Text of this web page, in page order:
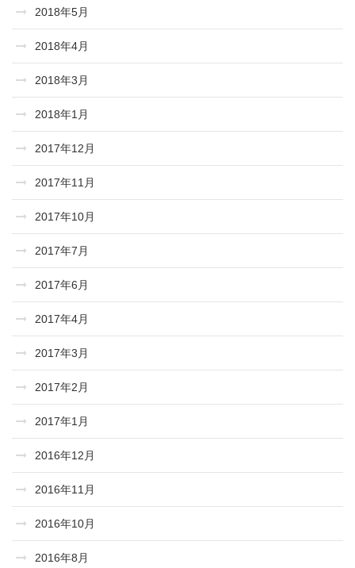
2018年5月
2018年4月
2018年3月
2018年1月
2017年12月
2017年11月
2017年10月
2017年7月
2017年6月
2017年4月
2017年3月
2017年2月
2017年1月
2016年12月
2016年11月
2016年10月
2016年8月